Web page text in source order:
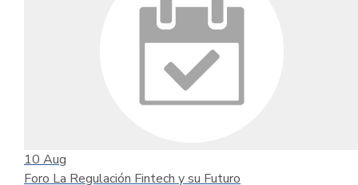
10 Aug
Foro La Regulación Fintech y su Futuro